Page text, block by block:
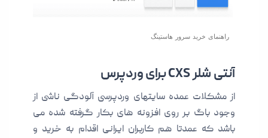
راهنمای خرید سرور هاستینگ
آنتی شلر CXS برای وردپرس
از مشکلات عمده سایتهای وردپرسی آلودگی ناشی از
وجود باگ بر روی افزونه های بکار گرفته شده می
باشد که عمدتا هم کاربران ایرانی اقدام به خرید و